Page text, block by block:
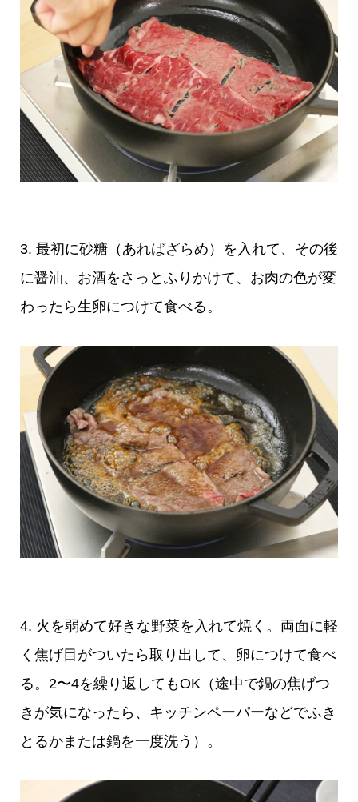
3. 最初に砂糖（あればざらめ）を入れて、その後
に醤油、お酒をさっとふりかけて、お肉の色が変
わったら生卵につけて食べる。
4. 火を弱めて好きな野菜を入れて焼く。両面に軽
く焦げ目がついたら取り出して、卵につけて食べ
る。2〜4を繰り返してもOK（途中で鍋の焦げつ
きが気になったら、キッチンペーパーなどでふき
とるかまたは鍋を一度洗う）。